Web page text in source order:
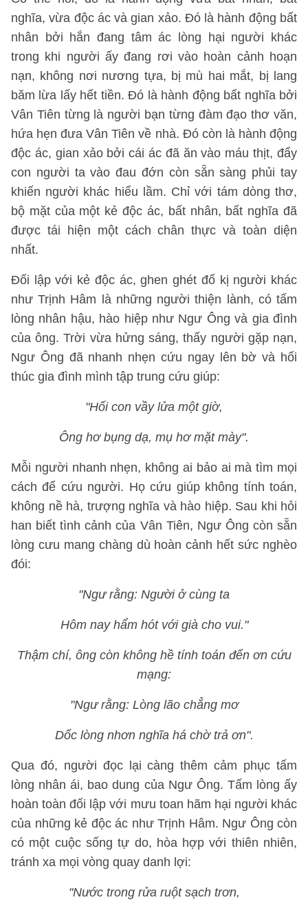
nghĩa, vừa độc ác và gian xảo. Đó là hành động bất
nhân bởi hắn đang tâm ác lòng hại người khác
trong khi người ấy đang rơi vào hoàn cảnh hoạn
nạn, không nơi nương tựa, bị mù hai mắt, bị lang
băm lừa lấy hết tiền. Đó là hành động bất nghĩa bởi
Vân Tiên từng là người bạn từng đàm đạo thơ văn,
hứa hẹn đưa Vân Tiên về nhà. Đó còn là hành động
độc ác, gian xảo bởi cái ác đã ăn vào máu thịt, đẩy
con người ta vào đau đớn còn sẵn sàng phủi tay
khiến người khác hiểu lầm. Chỉ với tám dòng thơ,
bộ mặt của một kẻ độc ác, bất nhân, bất nghĩa đã
được tái hiện một cách chân thực và toàn diện
nhất.
Đối lập với kẻ độc ác, ghen ghét đố kị người khác
như Trịnh Hâm là những người thiện lành, có tấm
lòng nhân hậu, hào hiệp như Ngư Ông và gia đình
của ông. Trời vừa hửng sáng, thấy người gặp nạn,
Ngư Ông đã nhanh nhẹn cứu ngay lên bờ và hối
thúc gia đình mình tập trung cứu giúp:
"Hối con vầy lửa một giờ,
Ông hơ bụng dạ, mụ hơ mặt mày".
Mỗi người nhanh nhẹn, không ai bảo ai mà tìm mọi
cách để cứu người. Họ cứu giúp không tính toán,
không nề hà, trượng nghĩa và hào hiệp. Sau khi hỏi
han biết tình cảnh của Vân Tiên, Ngư Ông còn sẵn
lòng cưu mang chàng dù hoàn cảnh hết sức nghèo
đói:
"Ngư rằng: Người ở cùng ta
Hôm nay hẩm hót với già cho vui."
Thậm chí, ông còn không hề tính toán đến ơn cứu
mạng:
"Ngư rằng: Lòng lão chẳng mơ
Dốc lòng nhơn nghĩa há chờ trả ơn".
Qua đó, người đọc lại càng thêm cảm phục tấm
lòng nhân ái, bao dung của Ngư Ông. Tấm lòng ấy
hoàn toàn đối lập với mưu toan hãm hại người khác
của những kẻ độc ác như Trịnh Hâm. Ngư Ông còn
có một cuộc sống tự do, hòa hợp với thiên nhiên,
tránh xa mọi vòng quay danh lợi:
"Nước trong rửa ruột sạch trơn,